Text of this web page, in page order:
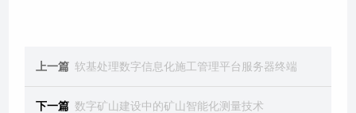
上一篇 软基处理数字信息化施工管理平台服务器终端
下一篇 数字矿山建设中的矿山智能化测量技术